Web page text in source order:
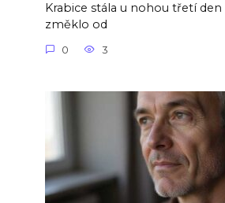
Krabice stála u nohou třetí den
změklo od
0 3